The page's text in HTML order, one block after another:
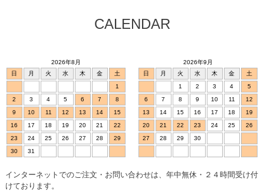
CALENDAR
2026年8月
日
月 火 水 木 金
土
1
2
3 4 5 6 7
8
9
10 11 12 13 14
15
16
17 18 19 20 21
22
23
24 25 26 27 28
29
30
31
2026年9月
日
月 火 水 木 金
土
1
2 3 4
5
6
7 8 9 10 11
12
13
14 15 16 17 18
19
20
21 22 23 24 25
26
27
28 29 30
インターネットでのご注文・お問い合わせは、年中無休・２４時間受け付
けております。